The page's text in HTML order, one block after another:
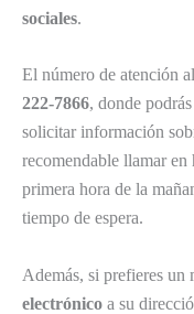
sociales.
El número de atención
222-7866, donde
solicitar información
recomendable llamar
primera hora de la
tiempo de espera.
Además, si prefieres un
electrónico a su